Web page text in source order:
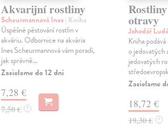
Akvarijní rostliny
Scheurmannová Ines| Kniha
Úspěšné pěstování rostlin v
akváriu. Odbornice na akvária
Ines Scheurmannová vám poradí,
jak správně...
Zasielame do 12 dní
7,28 €
7,50 € ?
otravy
Jahodář
Kniha
o jedovatých
jedovatých
Zasielame
18,72 €
19,30 € ?